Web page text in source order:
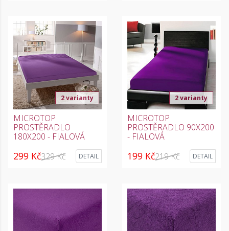
2 varianty
MICROTOP
PROSTĚRADLO
180X200 - FIALOVÁ
299 Kč329 Kč DETAIL
2 varianty
MICROTOP
PROSTĚRADLO 90X200
- FIALOVÁ
199 Kč219 Kč DETAIL